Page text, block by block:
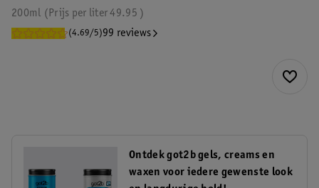
200ml 49.95
Prijs per liter
(4.69/5)99 reviews
Ontdek got2b gels, creams en
waxen voor iedere gewenste look